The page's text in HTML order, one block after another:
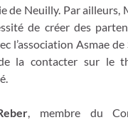
de Neuilly. Par ailleurs,
de créer des
l’association Asmae
la contacter sur le
, membre du